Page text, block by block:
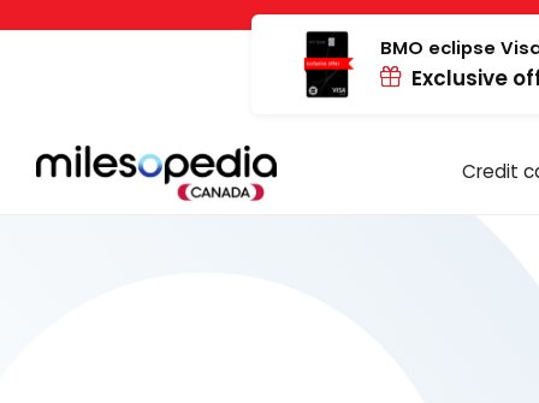
Cookies management panel
BMO eclipse
Exclusive
Credit